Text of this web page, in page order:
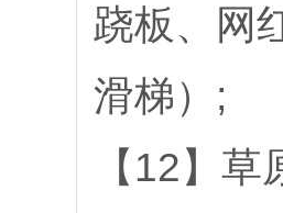
跷板、网
滑梯）;
【12】